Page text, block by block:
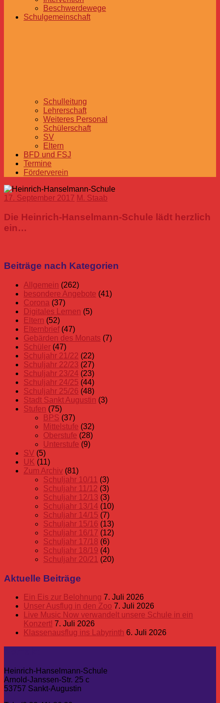
Beschwerdewege
Schulgemeinschaft
Schulleitung
Lehrerschaft
Weiteres Personal
Schülerschaft
SV
Eltern
BFD und FSJ
Termine
Förderverein
17. September 2017 M. Staab
Die Heinrich-Hanselmann-Schule lädt herzlich
ein…
Schuljahr
Beiträge nach Kategorien
Allgemein (262)
besondere Angebote (41)
Corona (37)
Digitales Lernen (5)
Eltern (52)
Elternbrief(47)
Gebärden des Monats (7)
Schüler (47)
Schuljahr 21/22 (22)
Schuljahr 22/23 (27)
Schuljahr 23/24 (23)
Schuljahr 24/25 (44)
Schuljahr 25/26 (48)
Stadt Sankt Augustin (3)
Stufen (75)
BPS (37)
Mittelstufe (32)
Oberstufe (28)
Unterstufe (9)
SV (5)
UK (11)
Zum Archiv (81)
Schuljahr 10/11 (3)
Schuljahr 11/12 (3)
Schuljahr 12/13 (3)
Schuljahr 13/14 (10)
Schuljahr 14/15 (7)
Schuljahr 15/16 (13)
Schuljahr 16/17 (12)
Schuljahr 17/18 (6)
Schuljahr 18/19 (4)
Schuljahr 20/21 (20)
Aktuelle Beiträge
Ein Eis zur Belohnung 7. Juli 2026
Unser Ausflug in den Zoo 7. Juli 2026
Live Music Now verwandelt unsere Schule in ein
Konzert! 7. Juli 2026
Klassenausflug ins Labyrinth 6. Juli 2026
Heinrich-Hanselmann-Schule
Arnold-Janssen-Str. 25 c
53757 Sankt-Augustin